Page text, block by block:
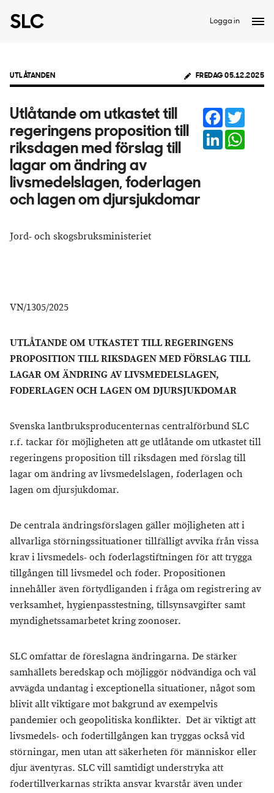
Logga in
UTLÅTANDEN FREDAG 05.12.2025
Utlåtande om utkastet till
regeringens proposition till
riksdagen med förslag till
lagar om ändring av
livsmedelslagen, foderlagen
och lagen om djursjukdomar
Facebook
LinkedIn
Jord- och skogsbruksministeriet
VN/1305/2025
UTLÅTANDE OM UTKASTET TILL REGERINGENS
PROPOSITION TILL RIKSDAGEN MED FÖRSLAG TILL
LAGAR OM ÄNDRING AV LIVSMEDELSLAGEN,
FODERLAGEN OCH LAGEN OM DJURSJUKDOMAR
Svenska lantbruksproducenternas centralförbund SLC
r.f. tackar för möjligheten att ge utlåtande om utkastet till
regeringens proposition till riksdagen med förslag till
lagar om ändring av livsmedelslagen, foderlagen och
lagen om djursjukdomar.
De centrala ändringsförslagen gäller möjligheten att i
allvarliga störningssituationer tillfälligt avvika från vissa
krav i livsmedels- och foderlagstiftningen för att trygga
tillgången till livsmedel och foder. Propositionen
innehåller även förtydliganden i fråga om registrering av
verksamhet, hygienpasstestning, tillsynsavgifter samt
myndighetssamarbetet kring zoonoser.
SLC omfattar de föreslagna ändringarna. De stärker
samhällets beredskap och möjliggör nödvändiga och väl
avvägda undantag i exceptionella situationer, något som
blivit allt viktigare mot bakgrund av exempelvis
pandemier och geopolitiska konflikter. Det är viktigt att
livsmedels- och fodertillgången kan tryggas också vid
störningar, men utan att säkerheten för människor eller
djur äventyras. SLC vill samtidigt understryka att
fodertillverkarnas strikta ansvar kvarstår även under